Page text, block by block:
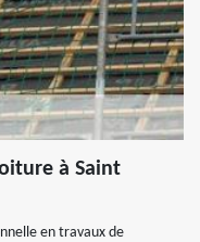
à Saint
en travaux de